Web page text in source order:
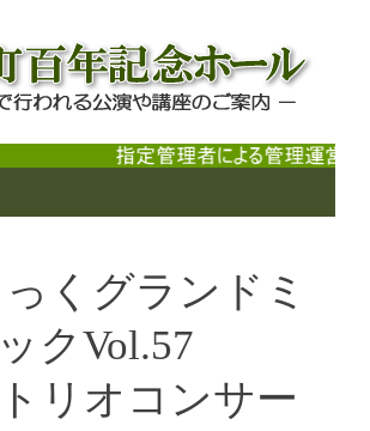
百年記念ホール
れる公演や講座のご案内
っくグランドミ
クVol.57
リオコンサー